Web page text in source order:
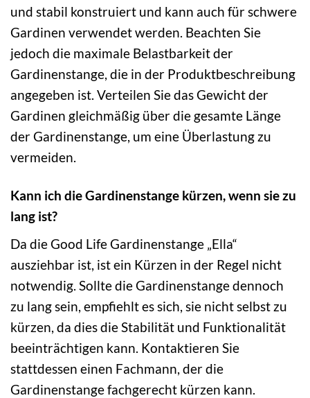
und stabil konstruiert und kann auch für schwere
Gardinen verwendet werden. Beachten Sie
jedoch die maximale Belastbarkeit der
Gardinenstange, die in der Produktbeschreibung
angegeben ist. Verteilen Sie das Gewicht der
Gardinen gleichmäßig über die gesamte Länge
der Gardinenstange, um eine Überlastung zu
vermeiden.
Kann ich die Gardinenstange kürzen, wenn sie zu
lang ist?
Da die Good Life Gardinenstange „Ella“
ausziehbar ist, ist ein Kürzen in der Regel nicht
notwendig. Sollte die Gardinenstange dennoch
zu lang sein, empfiehlt es sich, sie nicht selbst zu
kürzen, da dies die Stabilität und Funktionalität
beeinträchtigen kann. Kontaktieren Sie
stattdessen einen Fachmann, der die
Gardinenstange fachgerecht kürzen kann.